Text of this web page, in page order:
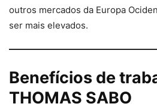
outros mercados da Europa
ser mais elevados.
Benefícios de
THOMAS SABO